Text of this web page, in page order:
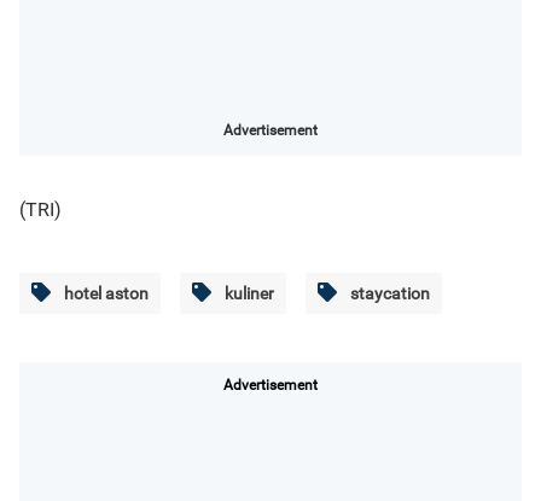
Advertisement
(TRI)
hotel aston kuliner staycation
Advertisement